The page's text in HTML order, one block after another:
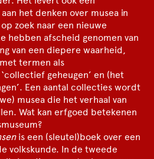
het denken over musea in
zoek naar een nieuwe
hebben afscheid genomen van
van een diepere waarheid,
termen als
geheugen’ en (het
Een aantal collecties wordt
musea die het verhaal van
Wat kan erfgoed betekenen
is een (sleutel)boek over een
volkskunde. In de tweede